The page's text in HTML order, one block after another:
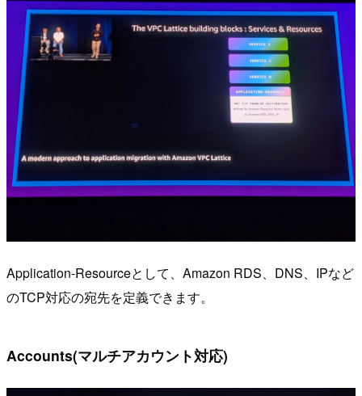
Application-Resourceとして、Amazon RDS、DNS、IPなど
のTCP対応の宛先を定義できます。
Accounts(マルチアカウント対応)